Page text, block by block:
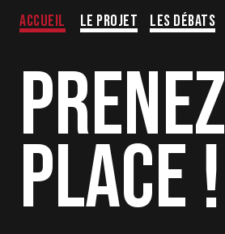
Aller
Accueil Le projet Les Débats
PRENEZ
PLACE !